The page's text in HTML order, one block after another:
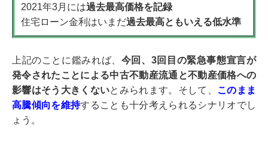
2021年3月には過去最高価格を記録
住宅ローン金利はいまだ過去最高ともいえる低水準
上記のことに鑑みれば、 今回、3回目の緊急事態宣言が
発令されたことによる中古不動産流通と不動産価格への
影響はそう大きくないとみられます。そして、 このまま
高騰傾向を維持することも十分考えられるシナリオでし
ょう。